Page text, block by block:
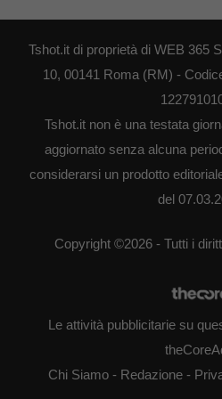
Tshot.it di proprietà di WEB 365
10, 00141 Roma (RM) -
Tshot.it non è una testata
aggiornato senza alcuna
considerarsi un prodotto
del
Copyright ©2026 - Tutti i
Le attività pubblicitarie su
Chi Siamo- Redazione-